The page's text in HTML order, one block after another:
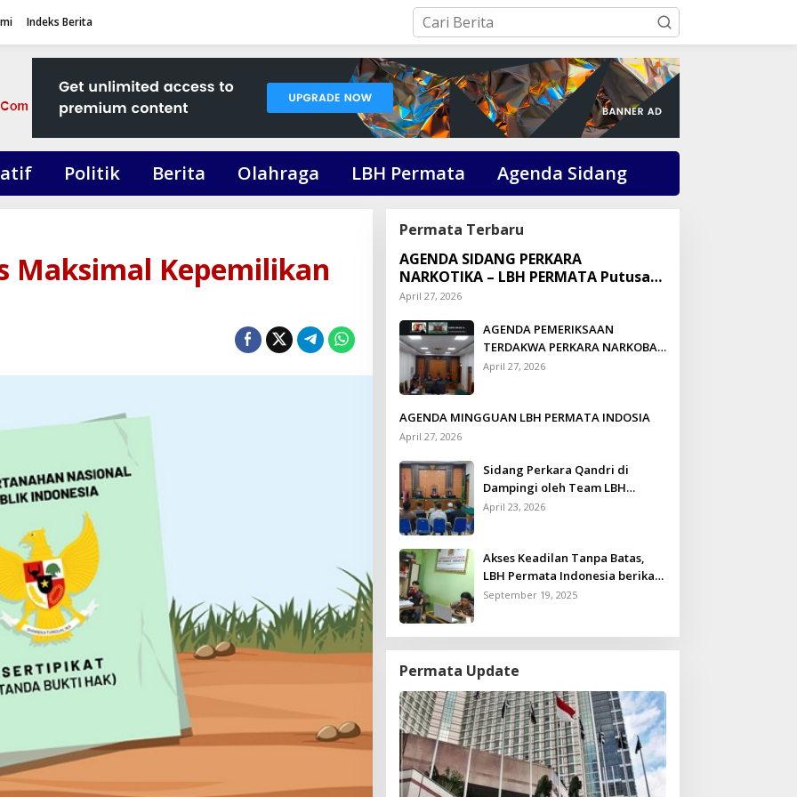
Indeks Berita
Politik Berita Olahraga LBH Permata Agenda Sidang
Maksimal Kepemilikan
Permata Terbaru
AGENDA SIDANG PERKARA
NARKOTIKA – LBH PERMATA Putusan:
Dikson Simbolon Divonis 3 Tahun
April 27, 2026
AGENDA PEMERIKSAAN
TERDAKWA PERKARA NARKOBA
DI PENGADILAN TALUK
April 27, 2026
AGENDA MINGGUAN LBH PERMATA INDOSIA
April 27, 2026
Sidang Perkara Qandri di
Dampingi oleh Team LBH
Permata Indonesia
April 23, 2026
Akses Keadilan Tanpa Batas,
LBH Permata Indonesia berikan
Layanan Konsultasi Hukum
September 19, 2025
Permata Update